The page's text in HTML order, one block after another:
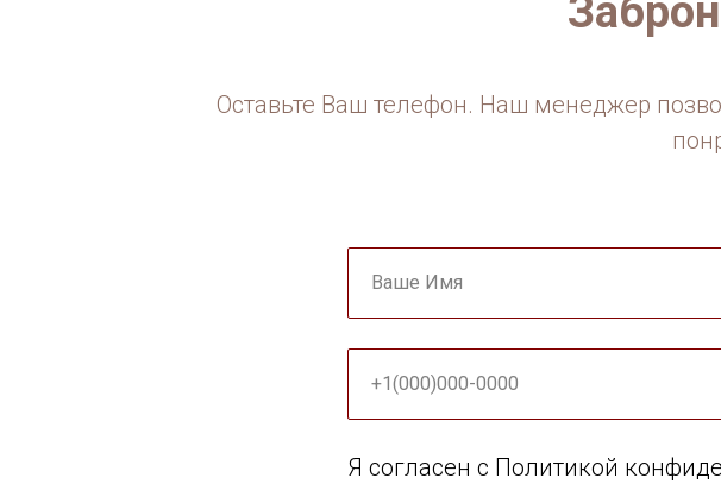
Оставьте Ваш телефон. Наш менеджер
Ваше Имя
+1(000)000-0000
Я согласен с Политикой